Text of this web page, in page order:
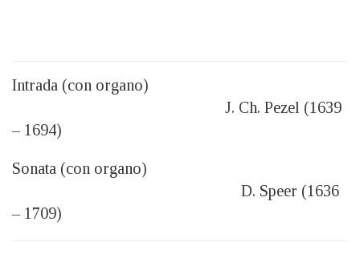
Intrada (con organo)
J. Ch. Pezel (1639
– 1694)
Sonata (con organo)
D. Speer (1636
– 1709)